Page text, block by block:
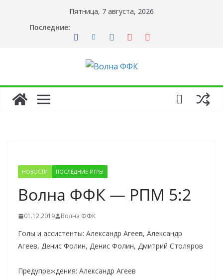
содержимому
Пятница, 7 августа, 2026
Последние:
НОВОСТИ ПОСЛЕДНИЕ ИГРЫ
Волна ФФК — РПМ 5:2
01.12.2019 Волна ФФК
Голы и ассистенты: Александр Агеев, Александр
Агеев, Денис Фолин, Денис Фолин, Дмитрий Столяров
Предупреждения: Александр Агеев